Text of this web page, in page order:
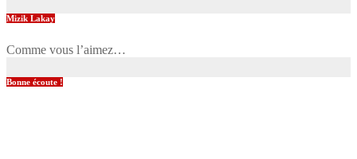
Mizik Lakay
Comme vous l’aimez…
Bonne écoute !